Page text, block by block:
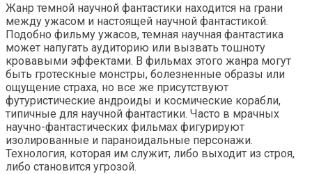
Жанр темной научной фантастики находится на грани
между ужасом и настоящей научной фантастикой.
Подобно фильму ужасов, темная научная фантастика
может напугать аудиторию или вызвать тошноту
кровавыми эффектами. В фильмах этого жанра могут
быть гротескные монстры, болезненные образы или
ощущение страха, но все же присутствуют
футуристические андроиды и космические корабли,
типичные для научной фантастики. Часто в мрачных
научно-фантастических фильмах фигурируют
изолированные и параноидальные персонажи.
Технология, которая им служит, либо выходит из строя,
либо становится угрозой.